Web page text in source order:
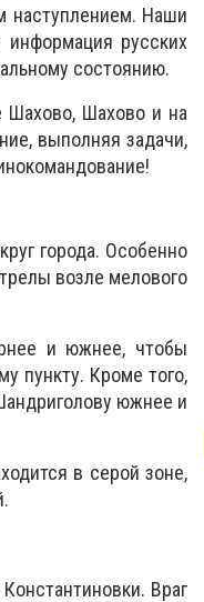
наступлением. Наши
русских
состоянию.
Шахово, Шахово и на
выполняя задачи,
города. Особенно
возле мелового
и южнее, чтобы
пункту. Кроме того,
южнее и
в серой зоне,
Враг